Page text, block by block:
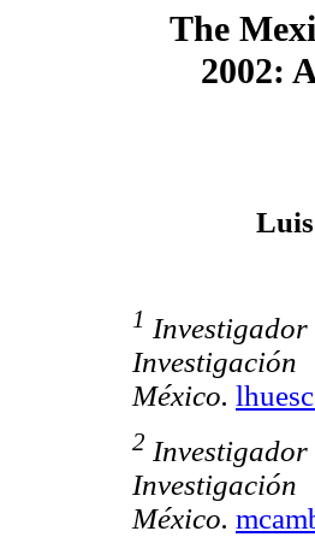
The
2002:
Luis
1
México.
2
México.